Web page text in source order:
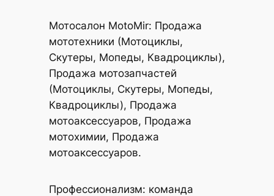
Мотосалон MotoMir: Продажа
мототехники (Мотоциклы,
Скутеры, Мопеды, Квадроциклы),
Продажа мотозапчастей
(Мотоциклы, Скутеры, Мопеды,
Квадроциклы), Продажа
мотоаксессуаров, Продажа
мотохимии, Продажа
мотоаксессуаров.
Профессионализм: команда